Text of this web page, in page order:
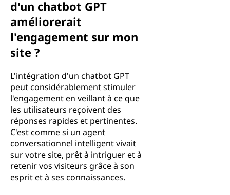
d'un chatbot GPT
améliorerait
l'engagement sur mon
site ?
L'intégration d'un chatbot GPT
peut considérablement stimuler
l'engagement en veillant à ce que
les utilisateurs reçoivent des
réponses rapides et pertinentes.
C'est comme si un agent
conversationnel intelligent vivait
sur votre site, prêt à intriguer et à
retenir vos visiteurs grâce à son
esprit et à ses connaissances.